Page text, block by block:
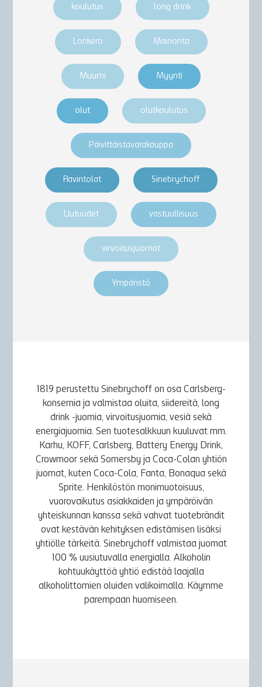
koulutus long drink
Lonkero Mainonta
Muumi Myynti
olut olutkoulutus
Päivittäistavarakauppa
Ravintolat Sinebrychoff
Uutuudet vastuullisuus
virvoitusjuomat
Ympäristö
1819 perustettu Sinebrychoff on osa Carlsberg-
konsernia ja valmistaa oluita, siidereitä, long
drink -juomia, virvoitusjuomia, vesiä sekä
energiajuomia. Sen tuotesalkkuun kuuluvat mm.
Karhu, KOFF, Carlsberg, Battery Energy Drink,
Crowmoor sekä Somersby ja Coca-Colan yhtiön
juomat, kuten Coca-Cola, Fanta, Bonaqua sekä
Sprite. Henkilöstön monimuotoisuus,
vuorovaikutus asiakkaiden ja ympäröivän
yhteiskunnan kanssa sekä vahvat tuotebrändit
ovat kestävän kehityksen edistämisen lisäksi
yhtiölle tärkeitä. Sinebrychoff valmistaa juomat
100 % uusiutuvalla energialla. Alkoholin
kohtuukäyttöä yhtiö edistää laajalla
alkoholittomien oluiden valikoimalla. Käymme
parempaan huomiseen.